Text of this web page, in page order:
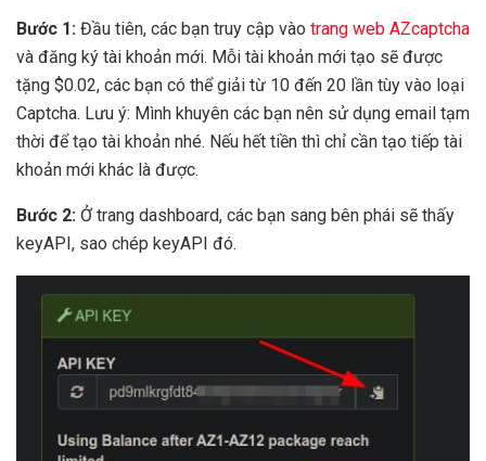
Bước 1: Đầu tiên, các bạn truy cập vào trang web AZcaptcha
và đăng ký tài khoản mới. Mỗi tài khoản mới tạo sẽ được
tặng $0.02, các bạn có thể giải từ 10 đến 20 lần tùy vào loại
Captcha. Lưu ý: Mình khuyên các bạn nên sử dụng email tạm
thời để tạo tài khoản nhé. Nếu hết tiền thì chỉ cần tạo tiếp tài
khoản mới khác là được.
Bước 2: Ở trang dashboard, các bạn sang bên phái sẽ thấy
keyAPI, sao chép keyAPI đó.